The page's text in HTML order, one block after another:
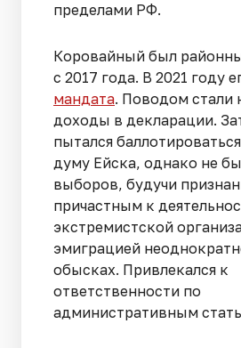
пределами РФ.
Коровайный был
с 2017 года. В 2021 году
мандата. Поводом стали
доходы в декларации.
пытался
думу Ейска, однако не
выборов, будучи
причастным к
экстремистской
эмиграцией
обысках. Привлекался к
ответственности по
административным